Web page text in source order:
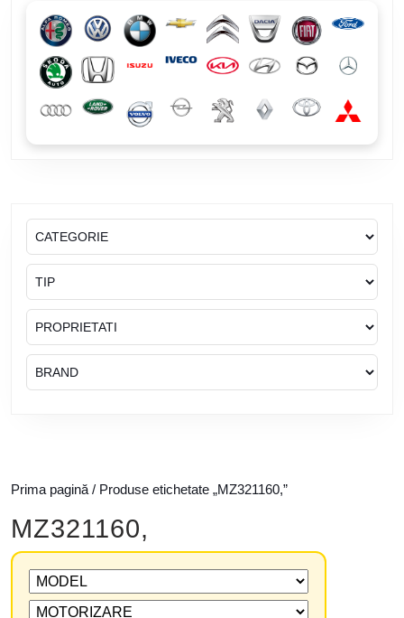
Prima pagină / Produse etichetate „MZ321160,”
MZ321160,